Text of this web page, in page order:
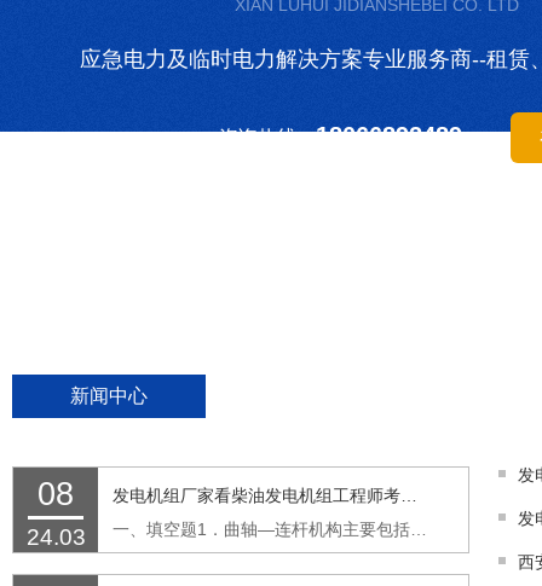
XIAN LUHUI JIDIANSHEBEI CO. LTD
应急电力及临时电力解决方案专业服务商--租赁
咨询热线：18066892489
新闻中心
08
24.03
发